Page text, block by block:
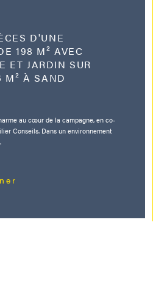
D'UNE
198 M² AVEC
ET JARDIN SUR
M² À SAND
au cœur de la campagne, en co-
Conseils. Dans un environnement